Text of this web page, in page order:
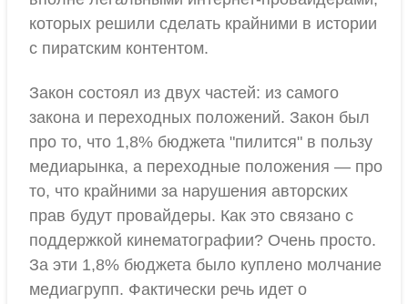
которых решили сделать крайними в истории
с пиратским контентом.
Закон состоял из двух частей: из самого
закона и переходных положений. Закон был
про то, что 1,8% бюджета "пилится" в пользу
медиарынка, а переходные положения — про
то, что крайними за нарушения авторских
прав будут провайдеры. Как это связано с
поддержкой кинематографии? Очень просто.
За эти 1,8% бюджета было куплено молчание
медиагрупп. Фактически речь идет о